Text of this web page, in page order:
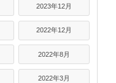
2023年12月
2022年12月
2022年8月
2022年3月